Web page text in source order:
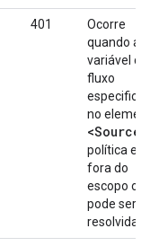
401
Ocorre
quando a
variável de
fluxo
no
<Source>
política
fora do
escopo ou
pode ser
resolvida.